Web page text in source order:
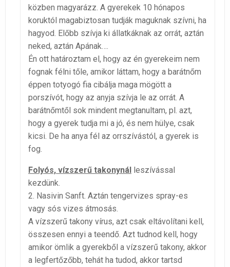
közben magyarázz. A gyerekek 10 hónapos
koruktól magabiztosan tudják maguknak szívni, ha
hagyod. Előbb szívja ki állatkáknak az orrát, aztán
neked, aztán Apának….
Én ott határoztam el, hogy az én gyerekeim nem
fognak félni tőle, amikor láttam, hogy a barátnőm
éppen totyogó fia cibálja maga mögött a
porszívót, hogy az anyja szívja le az orrát. A
barátnőmtől sok mindent megtanultam, pl. azt,
hogy a gyerek tudja mi a jó, és nem hülye, csak
kicsi. De ha anya fél az orrszívástól, a gyerek is
fog.
Folyós, vízszerű takonynál leszívással
kezdünk.
2. Nasivin Sanft. Aztán tengervizes spray-es
vagy sós vizes átmosás.
A vízszerű takony vírus, azt csak eltávolítani kell,
összesen ennyi a teendő. Azt tudnod kell, hogy
amikor ömlik a gyerekből a vízszerű takony, akkor
a legfertőzőbb, tehát ha tudod, akkor tartsd